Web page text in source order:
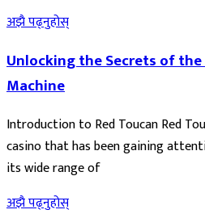
अझै पढ्नुहोस्
Unlocking the Secrets of the
Machine
Introduction to Red Toucan Red
casino that has been gaining
its wide range of
अझै पढ्नुहोस्